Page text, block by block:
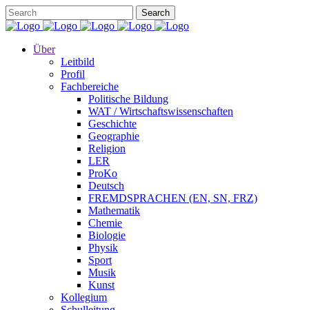
Über
Leitbild
Profil
Fachbereiche
Politische Bildung
WAT / Wirtschaftswissenschaften
Geschichte
Geographie
Religion
LER
ProKo
Deutsch
FREMDSPRACHEN (EN, SN, FRZ)
Mathematik
Chemie
Biologie
Physik
Sport
Musik
Kunst
Kollegium